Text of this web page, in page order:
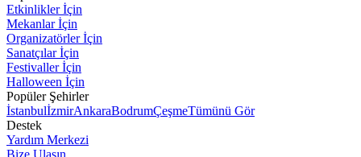
Etkinlikler İçin
Mekanlar İçin
Organizatörler İçin
Sanatçılar İçin
Festivaller İçin
Halloween İçin
Popüler Şehirler
İstanbulİzmirAnkaraBodrumÇeşmeTümünü Gör
Destek
Yardım Merkezi